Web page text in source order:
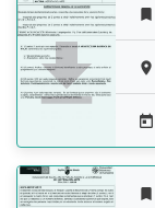




